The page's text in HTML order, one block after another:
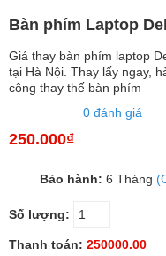
Bàn phím Laptop
Giá thay bàn phím laptop
tại Hà Nội. Thay lấy ngay,
công thay thế bàn phím
0 đánh giá
250.000₫
Bảo hành: 6 Tháng
Số lượng:
Thanh toán: 250000.00